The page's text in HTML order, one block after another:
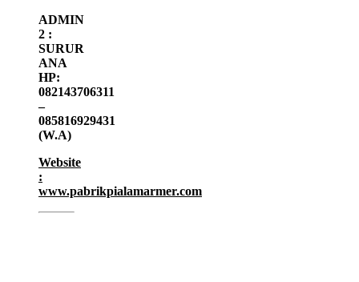
ADMIN
2 :
SURUR
ANA
HP:
082143706311
–
085816929431
(W.A)
Website
:
www.pabrikpialamarmer.com